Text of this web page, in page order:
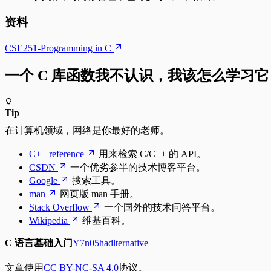
资料
CSE251-Programming in C
一个 C 库函数我不认识，我该怎么学习
Tip
在计算机领域，网络是你最好的老师。
C++ reference
用来检索 C/C++ 的 API。
CSDN
一个优劣参半的技术博客平台。
Google
搜索工具。
man
网页版 man 手册。
Stack Overflow
一个国外的技术问答平台。
Wikipedia
维基百科。
C 语言基础入门Y7n05hadlternative
文章使用CC BY-NC-SA 4.0协议。